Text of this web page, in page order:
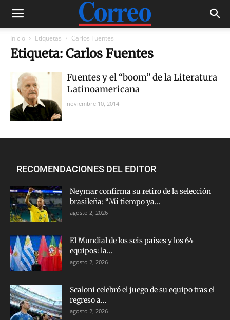
Inicio Etiquetas Carlos Fuentes
Etiqueta: Carlos Fuentes
Fuentes y el “boom” de la Literatura
Latinoamericana
noviembre 10, 2014
RECOMENDACIONES DEL EDITOR
Neymar confirma su retiro de la selección
brasileña: “Mi tiempo ya...
agosto 2, 2026
El Mundial de los seis países y los 64
equipos: la...
agosto 2, 2026
Scaloni celebró el juego de su equipo tras el
regreso a...
agosto 2, 2026